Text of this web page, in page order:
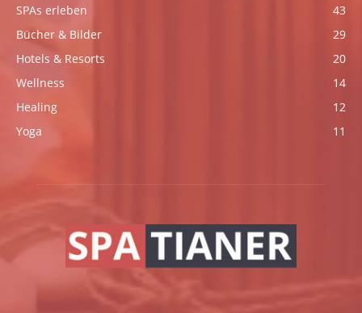
SPAs erleben
43
Bücher & Bilder
29
Hotels & Resorts
20
Wellness
14
Healing
12
Yoga
11